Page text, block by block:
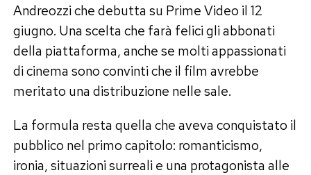
Andreozzi che debutta su Prime Video il 12
giugno. Una scelta che farà felici gli abbonati
della piattaforma, anche se molti appassionati
di cinema sono convinti che il film avrebbe
meritato una distribuzione nelle sale.
La formula resta quella che aveva conquistato il
pubblico nel primo capitolo: romanticismo,
ironia, situazioni surreali e una protagonista alle